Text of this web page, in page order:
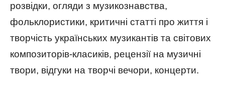
розвідки, огляди з музикознавства,
фольклористики, критичні статті про життя і
творчість українських музикантів та світових
композиторів-класиків, рецензії на музичні
твори, відгуки на творчі вечори, концерти.